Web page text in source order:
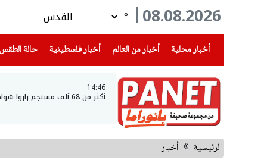
08.08.2026
°
أخبار محلية
(current) أخبار من العالم أخبار فلسطينية(current) حالة الطقس
14:46
أكثر من 68 ألف مستجم زاروا شواطئ بحيرة طبريا خلال نهاية الأسبوع
الرئيسية أخبار